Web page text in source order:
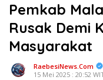
Pemkab
Rusak Demi
Masyarakat
RaebesiNews.Com
15 Mei 2025 : 20:52